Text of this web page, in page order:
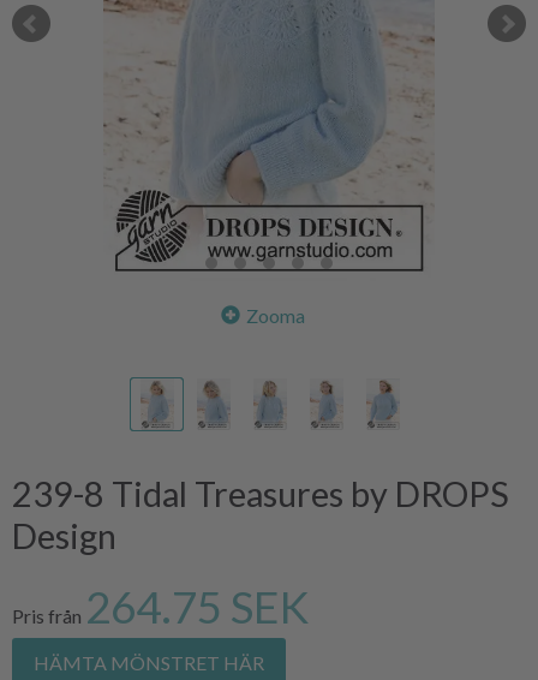
Zooma
239-8 Tidal Treasures by DROPS
Design
Pris från 264.75 SEK
HÄMTA MÖNSTRET HÄR